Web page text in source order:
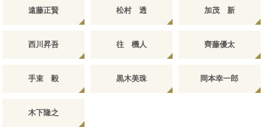
遠藤正賢 松村 透 加茂 新
西川昇吾 往 機人 齊藤優太
手束 毅 黒木美珠 岡本幸一郎
木下隆之